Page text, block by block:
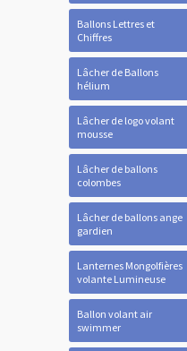
Ballons Lettres et
Chiffres
Lâcher de Ballons
hélium
Lâcher de logo volant
mousse
Lâcher de ballons
colombes
Lâcher de ballons ange
gardien
Lanternes Mongolfières
volante Lumineuse
Ballon volant air
swimmer